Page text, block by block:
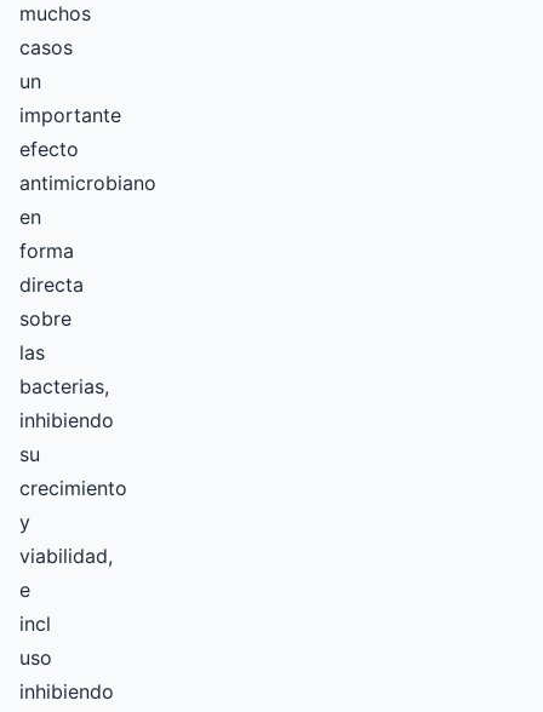
muchos
casos
un
importante
efecto
antimicrobiano
en
forma
directa
sobre
las
bacterias,
inhibiendo
su
crecimiento
y
viabilidad,
e
incl
uso
inhibiendo